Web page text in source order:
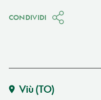
CONDIVIDI
Viù (TO)